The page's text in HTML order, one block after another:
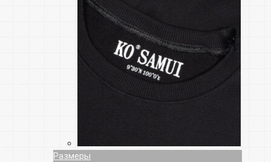
Размеры